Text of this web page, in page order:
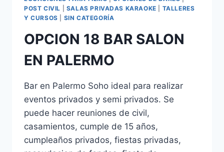
POST CIVIL
SALAS PRIVADAS KARAOKE
TALLERES
Y CURSOS
SIN CATEGORÍA
OPCION 18 BAR SALON
EN PALERMO
Bar en Palermo Soho ideal para realizar
eventos privados y semi privados. Se
puede hacer reuniones de civil,
casamientos, cumple de 15 años,
cumpleaños privados, fiestas privadas,